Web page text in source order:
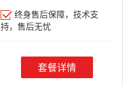
终身售后保障，技术支
持，售后无忧
套餐详情